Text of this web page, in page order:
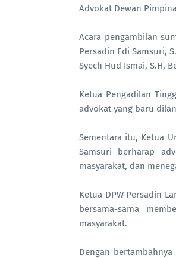
Advokat Dewan
Acara pengambilan
Persadin Edi Samsuri,
Syech Hud Ismai, S.H,
Ketua Pengadilan
advokat yang baru
Sementara itu, Ketua
Samsuri berharap
masyarakat, dan
Ketua DPW Persadin
bersama-sama
masyarakat.
Dengan